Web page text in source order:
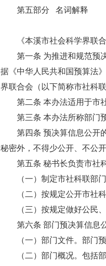
第五部分 名词解释
《本溪市社会科学界联合
第一条 为推进和规范预决
据《中华人民共和国预算法
界联合会（以下简称市社科
第二条 本办法适用于市社
第三条 本办法所称部门预
第四条 预决算信息公开的
秘密外，不得少公开、不公
第五条 秘书长负责市社科
（一）制定市社科联部门
（二）按规定公开市社科
（三）按规定做好公民、
第六条 部门预决算信息公
（一）部门文件。部门预
（二）部门概况。包括部